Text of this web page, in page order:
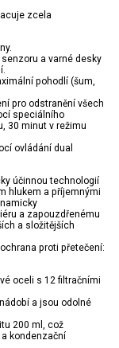
zcela
a varné desky
pohodlí (šum,
pro odstranění všech
speciálního
30 minut v režimu
ovládání dual
účinnou technologií
hlukem a příjemnými
a zapouzdřenému
a složitějších
proti přetečení:
oceli s 12 filtračními
a jsou odolné
200 ml, což
kondenzační